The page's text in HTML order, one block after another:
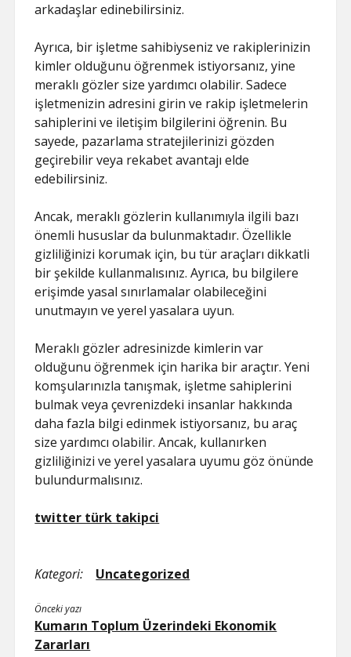
arkadaşlar edinebilirsiniz.
Ayrıca, bir işletme sahibiyseniz ve rakiplerinizin
kimler olduğunu öğrenmek istiyorsanız, yine
meraklı gözler size yardımcı olabilir. Sadece
işletmenizin adresini girin ve rakip işletmelerin
sahiplerini ve iletişim bilgilerini öğrenin. Bu
sayede, pazarlama stratejilerinizi gözden
geçirebilir veya rekabet avantajı elde
edebilirsiniz.
Ancak, meraklı gözlerin kullanımıyla ilgili bazı
önemli hususlar da bulunmaktadır. Özellikle
gizliliğinizi korumak için, bu tür araçları dikkatli
bir şekilde kullanmalısınız. Ayrıca, bu bilgilere
erişimde yasal sınırlamalar olabileceğini
unutmayın ve yerel yasalara uyun.
Meraklı gözler adresinizde kimlerin var
olduğunu öğrenmek için harika bir araçtır. Yeni
komşularınızla tanışmak, işletme sahiplerini
bulmak veya çevrenizdeki insanlar hakkında
daha fazla bilgi edinmek istiyorsanız, bu araç
size yardımcı olabilir. Ancak, kullanırken
gizliliğinizi ve yerel yasalara uyumu göz önünde
bulundurmalısınız.
twitter türk takipci
Kategori: Uncategorized
Önceki yazı
Kumarın Toplum Üzerindeki Ekonomik
Zararları